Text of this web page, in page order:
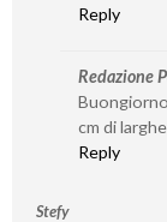
Reply
Redazione
cm di
Reply
Stefy